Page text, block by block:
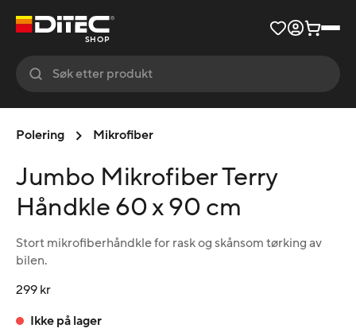
SHOP
Polering Mikrofiber
Jumbo Mikrofiber Terry
Håndkle 60 x 90 cm
Stort mikrofiberhåndkle for rask og skånsom tørking av
bilen.
299 kr
Ikke på lager